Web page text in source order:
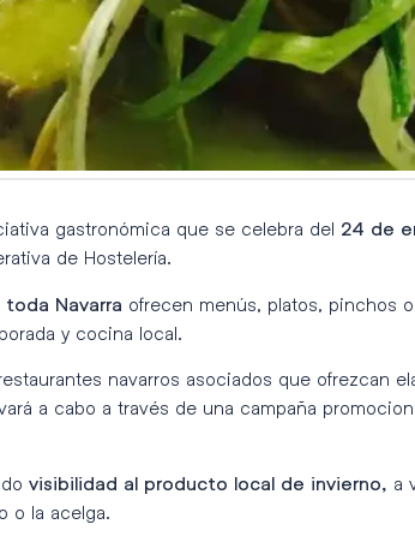
gastronómica que se celebra del 24 de
de Hostelería.
Navarra ofrecen menús, platos, pinchos
y cocina local.
navarros asociados que ofrezcan
a cabo a través de una campaña
visibilidad al producto local de invierno,
a
o la acelga.